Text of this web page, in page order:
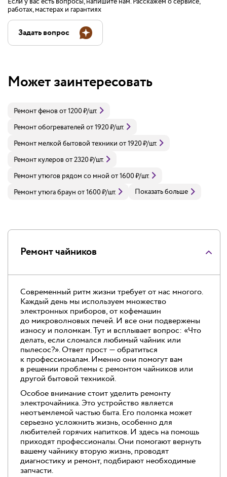
работах, мастерах и гарантиях
Задать вопрос
Может заинтересовать
Ремонт феновот1200₽/шт.
Ремонт обогревателей от1920₽/шт.
Ремонт мелкой бытовой техники от1920₽/шт.
Ремонт кулеровот2320₽/шт.
Ремонт утюгов рядом со мной от1600₽/шт.
Ремонт утюга браун от1600₽/шт. Показать больше
Ремонт чайников
Современный ритм жизни требует от нас многого.
Каждый день мы используем множество
электронных приборов, от кофемашин
до микроволновых печей. И все они подвержены
износу и поломкам. Тут и всплывает вопрос: «Что
делать, если сломался любимый чайник или
пылесос?». Ответ прост — обратиться
к профессионалам. Именно они помогут вам
в решении проблемы с ремонтом чайников или
другой бытовой техникой.
Особое внимание стоит уделить ремонту
электрочайника. Это устройство является
неотъемлемой частью быта. Его поломка может
серьезно усложнить жизнь, особенно для
любителей горячих напитков. И здесь на помощь
приходят профессионалы. Они помогают вернуть
вашему чайнику вторую жизнь, проводят
диагностику и ремонт, подбирают необходимые
запчасти.